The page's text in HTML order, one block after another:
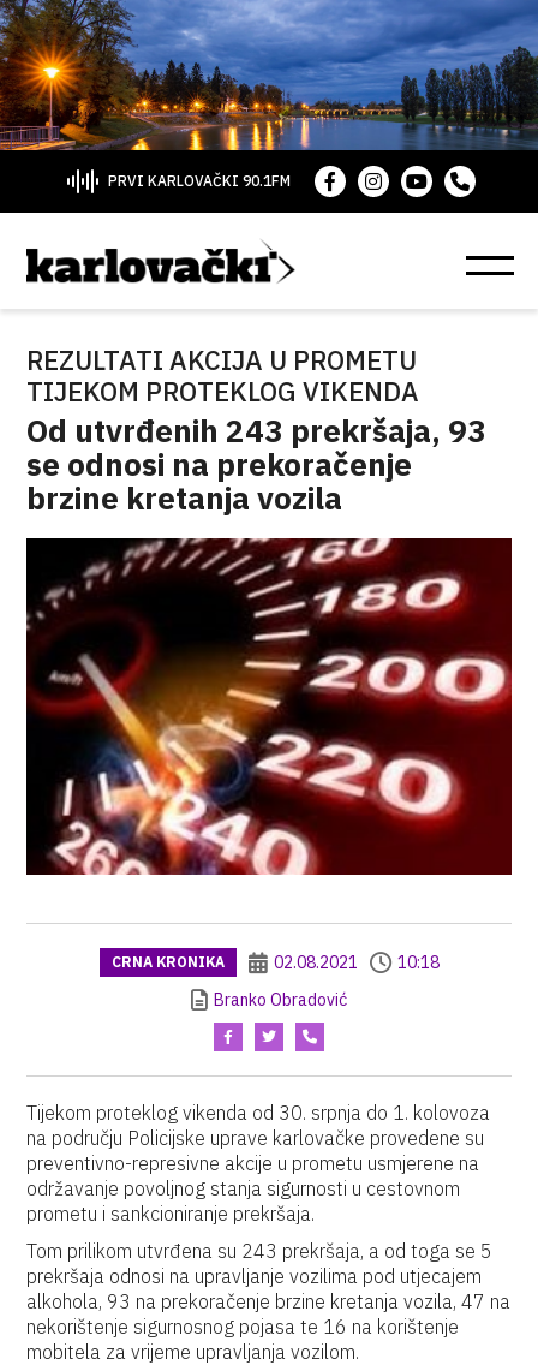
PRVI KARLOVAČKI 90.1FM
REZULTATI AKCIJA U PROMETU
TIJEKOM PROTEKLOG VIKENDA
Od utvrđenih 243 prekršaja, 93
se odnosi na prekoračenje
brzine kretanja vozila
CRNA KRONIKA 02.08.2021
10:18
Branko Obradović
Tijekom proteklog vikenda od 30. srpnja do 1. kolovoza
na području Policijske uprave karlovačke provedene su
preventivno-represivne akcije u prometu usmjerene na
održavanje povoljnog stanja sigurnosti u cestovnom
prometu i sankcioniranje prekršaja.
Tom prilikom utvrđena su 243 prekršaja, a od toga se 5
prekršaja odnosi na upravljanje vozilima pod utjecajem
alkohola, 93 na prekoračenje brzine kretanja vozila, 47 na
nekorištenje sigurnosnog pojasa te 16 na korištenje
mobitela za vrijeme upravljanja vozilom.